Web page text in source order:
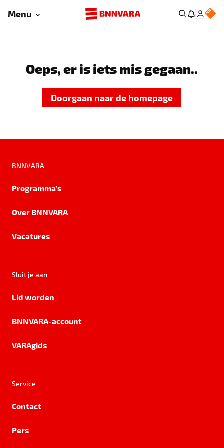
Menu
Oeps, er is iets mis gegaan..
Doorgaan naar de homepage
BNNVARA
Programma's
Over BNNVARA
Vacatures
Sluit je aan
Lid worden
BNNVARA-account
VARAgids
Service
Contact
Pers